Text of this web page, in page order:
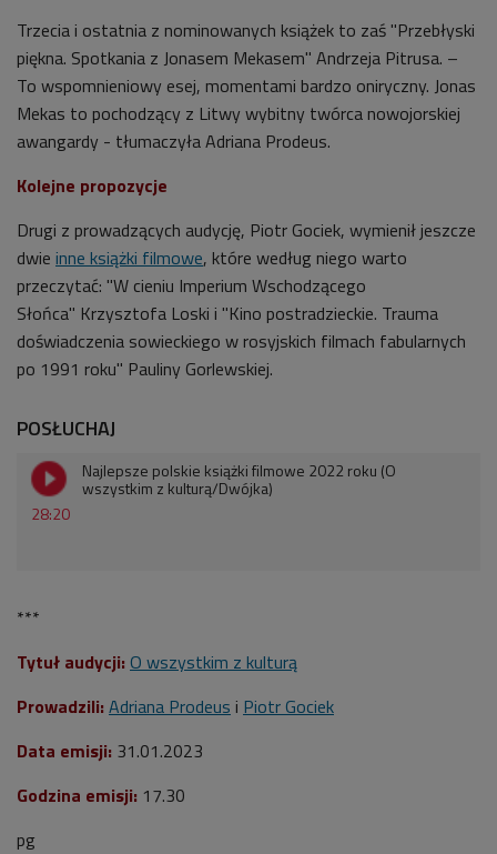
Trzecia i ostatnia z nominowanych książek to zaś "Przebłyski
piękna. Spotkania z Jonasem Mekasem" Andrzeja Pitrusa. –
To wspomnieniowy esej, momentami bardzo oniryczny. Jonas
Mekas to pochodzący z Litwy wybitny twórca nowojorskiej
awangardy - tłumaczyłaAdriana Prodeus.
Kolejne propozycje
Drugi z prowadzących audycję, Piotr Gociek, wymienił jeszcze
dwie inne książki filmowe, które według niego warto
przeczytać: "W cieniu Imperium Wschodzącego
Słońca" Krzysztofa Loski i "Kino postradzieckie. Trauma
doświadczenia sowieckiego w rosyjskich filmach fabularnych
po 1991 roku" Pauliny Gorlewskiej.
POSŁUCHAJ
28:20
Najlepsze polskie książki filmowe 2022 roku (O
wszystkim z kulturą/Dwójka)
***
Tytuł audycji: O wszystkim z kulturą
Prowadzili: Adriana Prodeus i Piotr Gociek
Data emisji: 31.01.2023
Godzina emisji: 17.30
pg